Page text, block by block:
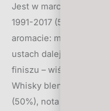
Jest w marcu także
1991-2017 (55,1%) z
aromacie: mocca,
ustach dalej
finiszu – wiśnie,
Whisky blendowana
(50%), nota 87. W